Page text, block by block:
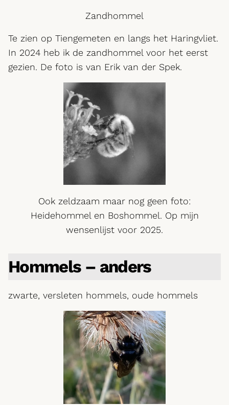
Zandhommel
Te zien op Tiengemeten en langs het Haringvliet.
In 2024 heb ik de zandhommel voor het eerst
gezien. De foto is van Erik van der Spek.
Ook zeldzaam maar nog geen foto:
Heidehommel en Boshommel. Op mijn
wensenlijst voor 2025.
Hommels – anders
zwarte, versleten hommels, oude hommels